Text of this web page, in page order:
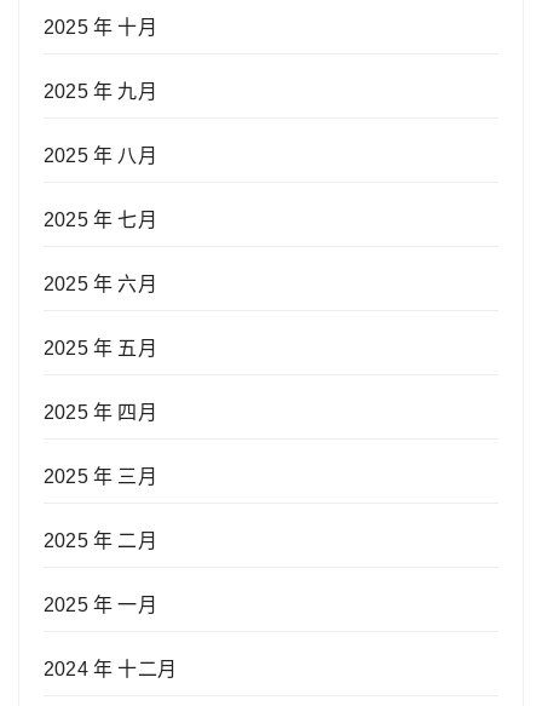
2025 年 十月
2025 年 九月
2025 年 八月
2025 年 七月
2025 年 六月
2025 年 五月
2025 年 四月
2025 年 三月
2025 年 二月
2025 年 一月
2024 年 十二月